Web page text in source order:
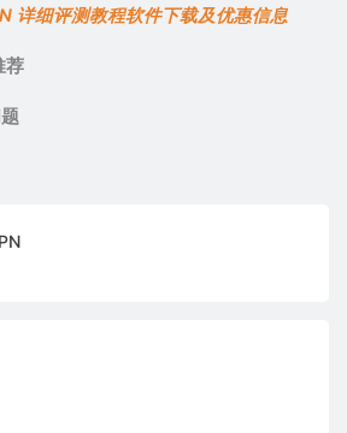
详细评测教程软件下载及优惠信息
荐